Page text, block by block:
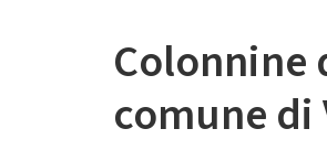
Colonnine
comune